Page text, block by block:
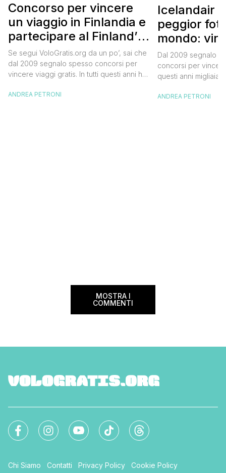
Concorso per vincere
un viaggio in Finlandia e
partecipare al Finland’s
Official Tasting
Se segui VoloGratis.org da un po’, sai che
dal 2009 segnalo spesso concorsi per
vincere viaggi gratis. In tutti questi anni ho
destinazioni incredibili grazie a queste
ANDREA PETRONI
Icelandair
peggior
mondo:
in Islanda
dollari
Dal 2009 segnalo
concorsi per
questi anni migliaia
segnalazioni
ANDREA PETRONI
MOSTRA I
COMMENTI
Chi Siamo Contatti Privacy Policy Cookie Policy